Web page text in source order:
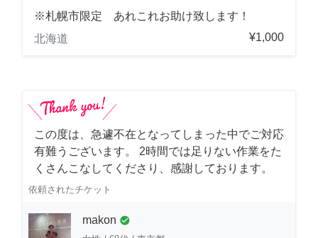
※札幌市限定 あれこれお助け致します！
北海道
¥1,000
この度は、急遽不在となってしまった中でご対応
有難うございます。 2時間では足りない作業をた
くさんこなしてくださり、感謝しております。
依頼されたチケット
makon check_circle